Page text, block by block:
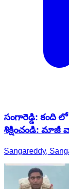
సంగారెడ్డి: కంది
శిక్షించండి: మాజీ
Sangareddy,